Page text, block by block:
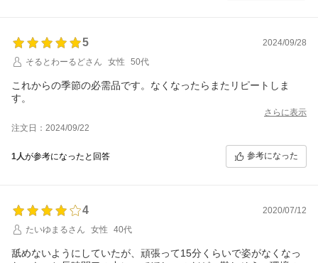
5
2024/09/28
そるとわーるどさん
女性 50代
これからの季節の必需品です。なくなったらまたリピートしま
す。
さらに表示
注文日：2024/09/22
1人が参考になったと回答 参考になった
4
2020/07/12
たいゆまるさん
女性 40代
舐めないようにしていたが、頑張って15分くらいで姿がなくなっ